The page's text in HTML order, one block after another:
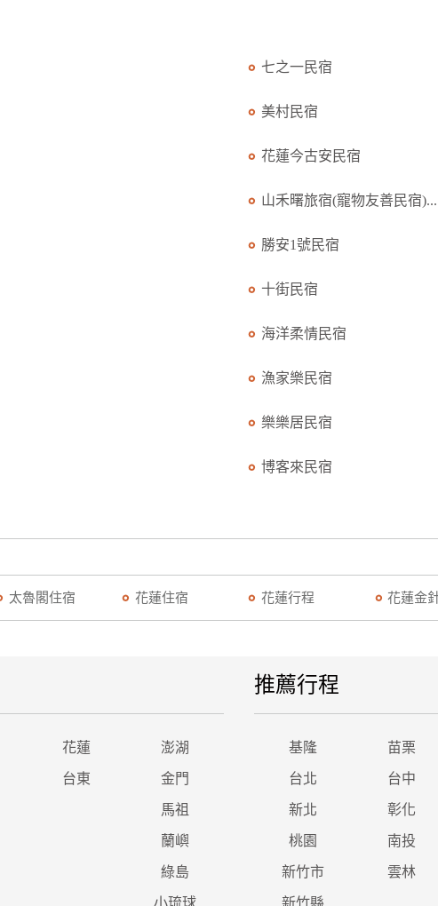
七之一民宿
美村民宿
花蓮今古安民宿
山禾曙旅宿(寵物友善民宿)...
勝安1號民宿
十街民宿
海洋柔情民宿
漁家樂民宿
樂樂居民宿
博客來民宿
太魯閣住宿 花蓮住宿 花蓮行程 花蓮金
花蓮 澎湖
台東 金門
馬祖
蘭嶼
綠島
小琉球
推薦行程
基隆 苗栗
台北 台中
新北 彰化
桃園 南投
新竹市 雲林
新竹縣